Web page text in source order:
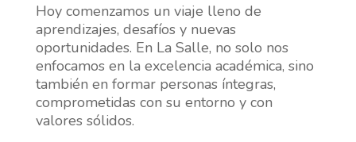
Hoy comenzamos un viaje lleno de
aprendizajes, desafíos y nuevas
oportunidades. En La Salle, no solo nos
enfocamos en la excelencia académica, sino
también en formar personas íntegras,
comprometidas con su entorno y con
valores sólidos.